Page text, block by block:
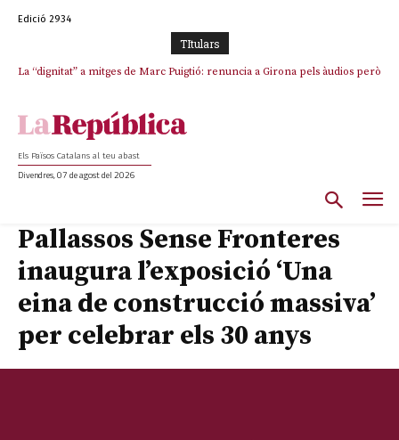
Edició 2934
TItulars
La “dignitat” a mitges de Marc Puigtió: renuncia a Girona pels àudios però
Els Països Catalans al teu abast
Divendres, 07 de agost del 2026
Pallassos Sense Fronteres
inaugura l’exposició ‘Una
eina de construcció massiva’
per celebrar els 30 anys